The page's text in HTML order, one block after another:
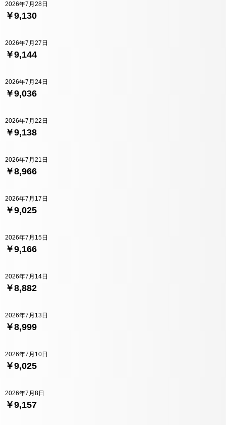
￥9,130
2026年7月28日
￥9,144
2026年7月27日
￥9,036
2026年7月24日
￥9,138
2026年7月22日
￥8,966
2026年7月21日
￥9,025
2026年7月17日
￥9,166
2026年7月15日
￥8,882
2026年7月14日
￥8,999
2026年7月13日
￥9,025
2026年7月10日
￥9,157
2026年7月8日